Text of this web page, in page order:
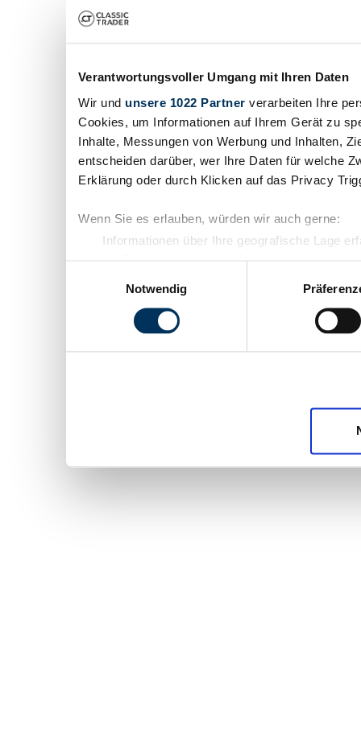
Verantwortungsvoller Umgang mit Ihren Daten
Wir und unsere 1022 Partner verarbeiten Ihre
Cookies, um Informationen auf Ihrem Gerät zu
Inhalte, Messungen von Werbung und Inhalten,
entscheiden darüber, wer Ihre Daten für welche
Erklärung oder durch Klicken auf das Privacy
Wenn Sie es erlauben, würden wir auch gerne:
Informationen über Ihre geografische Lage
Ihr Gerät durch aktives Scannen nach
Erfahren Sie mehr darüber, wie Ihre
Notwendig